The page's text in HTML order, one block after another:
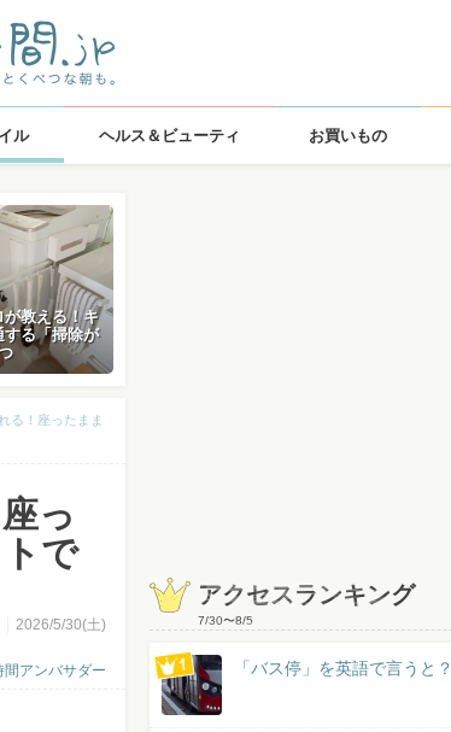
ル ヘルス＆ビューティ お買いもの
教える！キ
する「掃除が
る！座ったまま
っ
で
2026/5/30(土)
間アンバサダー
アクセスランキング
7/30〜8/5
「バス停」を英語で言うと？